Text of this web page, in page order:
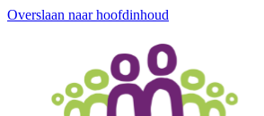
Overslaan naar hoofdinhoud